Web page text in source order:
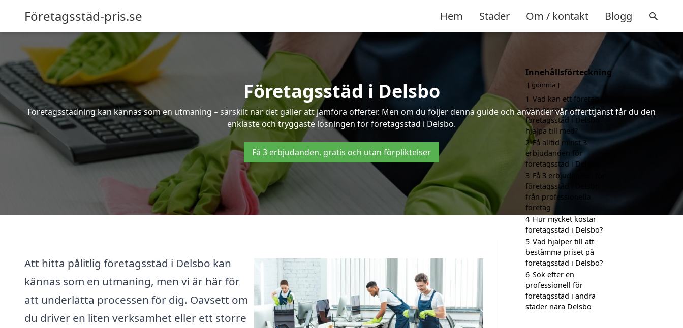
Företagsstäd-pris.se Hem Städer Om / kontakt Blogg
Företagsstäd i Delsbo
Företagsstädning kan kännas som en utmaning – särskilt när det gäller att jämföra offerter. Men om du följer denna guide och använder vår offerttjänst får du den
enklaste och tryggaste lösningen för företagsstäd i Delsbo.
Få 3 erbjudanden, gratis och utan förpliktelser
Att hitta pålitlig företagsstäd i Delsbo kan
kännas som en utmaning, men vi är här för
att underlätta processen för dig. Oavsett om
du driver en liten verksamhet eller ett större
Innehållsförteckning
gömma
1 Vad kan ett företag
som är specialiserat på
företagsstäd i Delsbo
hjälpa till med?
2 Få alltid minst 3
erbjudanden för
företagsstäd i Delsbo
3 Få 3 erbjudanden för
företagsstäd i Delsbo
från professionella
företag
4 Hur mycket kostar
företagsstäd i Delsbo?
5 Vad hjälper till att
bestämma priset på
företagsstäd i Delsbo?
6 Sök efter en
professionell för
företagsstäd i andra
städer nära Delsbo